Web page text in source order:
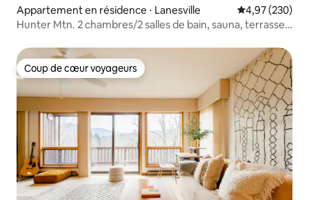
Appartement en résidence ⋅ Lanesville Évaluation
4,97 (230)
Hunter Mtn. 2 chambres/2 salles de bain, sauna, terrasse
Coup de cœur voyageurs
Coup de cœur voyageurs